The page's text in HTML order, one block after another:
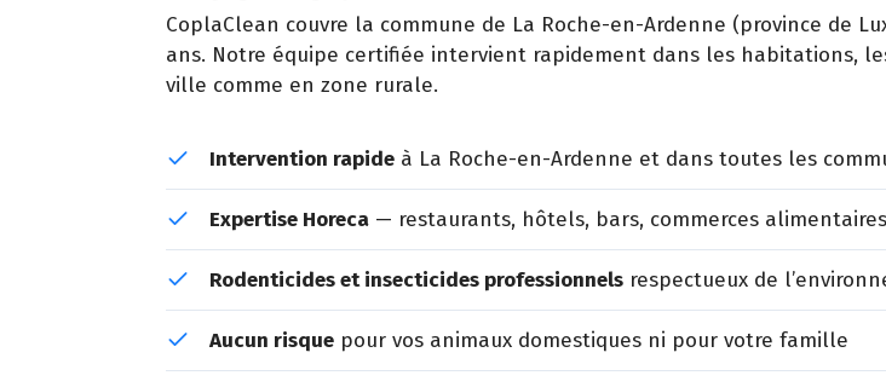
CoplaClean couvre la commune de La Roche-en-Ardenne (province de
ans. Notre équipe certifiée intervient rapidement dans les habitations,
ville comme en zone rurale.
Intervention rapide à La Roche-en-Ardenne et dans toutes les
Expertise Horeca — restaurants, hôtels, bars, commerces alimentaires
Rodenticides et insecticides professionnels respectueux de
Aucun risque pour vos animaux domestiques ni pour votre famille